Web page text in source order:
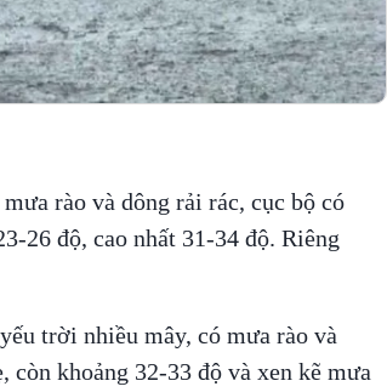
rào và dông rải rác, cục bộ có
26 độ, cao nhất 31-34 độ. Riêng
trời nhiều mây, có mưa rào và
khoảng 32-33 độ và xen kẽ mưa